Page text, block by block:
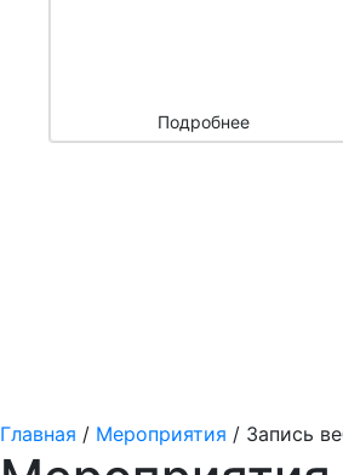
Подробнее
Главная / Мероприятия / Запись